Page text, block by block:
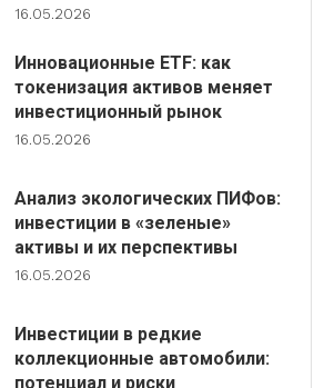
16.05.2026
Инновационные ETF: как
токенизация активов меняет
инвестиционный рынок
16.05.2026
Анализ экологических ПИФов:
инвестиции в «зеленые»
активы и их перспективы
16.05.2026
Инвестиции в редкие
коллекционные автомобили:
потенциал и риски